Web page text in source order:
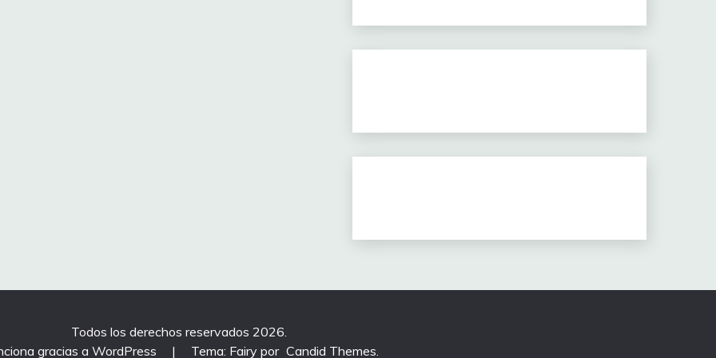
Todos los derechos reservados 2026.
gracias a WordPress
| Tema: Fairy por Candid Themes